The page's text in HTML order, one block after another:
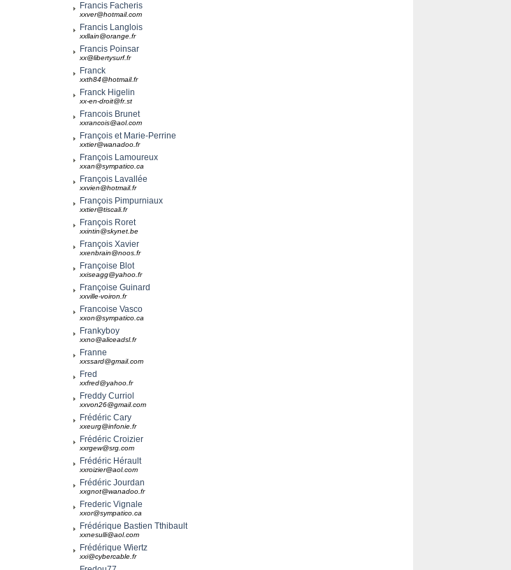
Francis Facheris
xxver@hotmail.com
Francis Langlois
xxllain@orange.fr
Francis Poinsar
xx@libertysurf.fr
Franck
xxth84@hotmail.fr
Franck Higelin
xx-en-droit@fr.st
Francois Brunet
xxrancois@aol.com
François et Marie-Perrine
xxtier@wanadoo.fr
François Lamoureux
xxan@sympatico.ca
François Lavallée
xxvien@hotmail.fr
François Pimpurniaux
xxtier@tiscali.fr
François Roret
xxintin@skynet.be
François Xavier
xxenbrain@noos.fr
Françoise Blot
xxiseagg@yahoo.fr
Françoise Guinard
xxville-voiron.fr
Francoise Vasco
xxon@sympatico.ca
Frankyboy
xxno@aliceadsl.fr
Franne
xxssard@gmail.com
Fred
xxfred@yahoo.fr
Freddy Curriol
xxvon26@gmail.com
Frédéric Cary
xxeurg@infonie.fr
Frédéric Croizier
xxrgew@srg.com
Frédéric Hérault
xxroizier@aol.com
Frédéric Jourdan
xxgnot@wanadoo.fr
Frederic Vignale
xxor@sympatico.ca
Frédérique Bastien Tthibault
xxnesulli@aol.com
Frédérique Wiertz
xxi@cybercable.fr